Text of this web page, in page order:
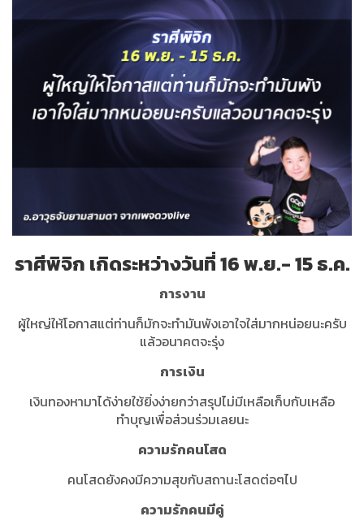
ราศีพิจิก เกิดระหว่างวันที่ 16 พ.ย.- 15 ธ.ค.
การงาน
ผู้ใหญ่ให้โอกาสแต่ท่านก็มักจะทำมันพังเอาใจใส่มากหน่อยนะครับ
แล้วอนาคตจะรุ่ง
การเงิน
เงินทองหามาได้ง่ายใช้ยิ่งง่ายกว่าสรุปไม่มีเหลือเก็บกับเหลือ
ทำบุญเพื่อส่วนร่วมเลยนะ
ความรักคนโสด
คนโสดยังคงมีความสุขกับสถานะโสดต่อๆไป
ความรักคนมีคู่